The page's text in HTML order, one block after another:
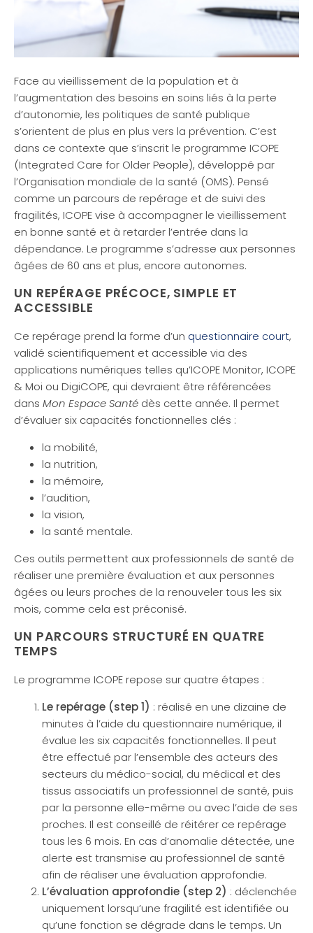
Face au vieillissement de la population et à
l’augmentation des besoins en soins liés à la perte
d’autonomie, les politiques de santé publique
s’orientent de plus en plus vers la prévention. C’est
dans ce contexte que s’inscrit le programme ICOPE
(Integrated Care for Older People), développé par
l’Organisation mondiale de la santé (OMS). Pensé
comme un parcours de repérage et de suivi des
fragilités, ICOPE vise à accompagner le vieillissement
en bonne santé et à retarder l’entrée dans la
dépendance. Le programme s’adresse aux personnes
âgées de 60 ans et plus, encore autonomes.
UN REPÉRAGE PRÉCOCE, SIMPLE ET
ACCESSIBLE
Ce repérage prend la forme d’un questionnaire court,
validé scientifiquement et accessible via des
applications numériques telles qu’ICOPE Monitor, ICOPE
& Moi ou DigiCOPE, qui devraient être référencées
dans Mon Espace Santé dès cette année. Il permet
d’évaluer six capacités fonctionnelles clés :
la mobilité,
la nutrition,
la mémoire,
l’audition,
la vision,
la santé mentale.
Ces outils permettent aux professionnels de santé de
réaliser une première évaluation et aux personnes
âgées ou leurs proches de la renouveler tous les six
mois, comme cela est préconisé.
UN PARCOURS STRUCTURÉ EN QUATRE
TEMPS
Le programme ICOPE repose sur quatre étapes :
Le repérage (step 1) : réalisé en une dizaine de
minutes à l’aide du questionnaire numérique, il
évalue les six capacités fonctionnelles. Il peut
être effectué par l’ensemble des acteurs des
secteurs du médico-social, du médical et des
tissus associatifs un professionnel de santé, puis
par la personne elle-même ou avec l’aide de ses
proches. Il est conseillé de réitérer ce repérage
tous les 6 mois. En cas d’anomalie détectée, une
alerte est transmise au professionnel de santé
afin de réaliser une évaluation approfondie.
L’évaluation approfondie (step 2) : déclenchée
uniquement lorsqu’une fragilité est identifiée ou
qu’une fonction se dégrade dans le temps. Un